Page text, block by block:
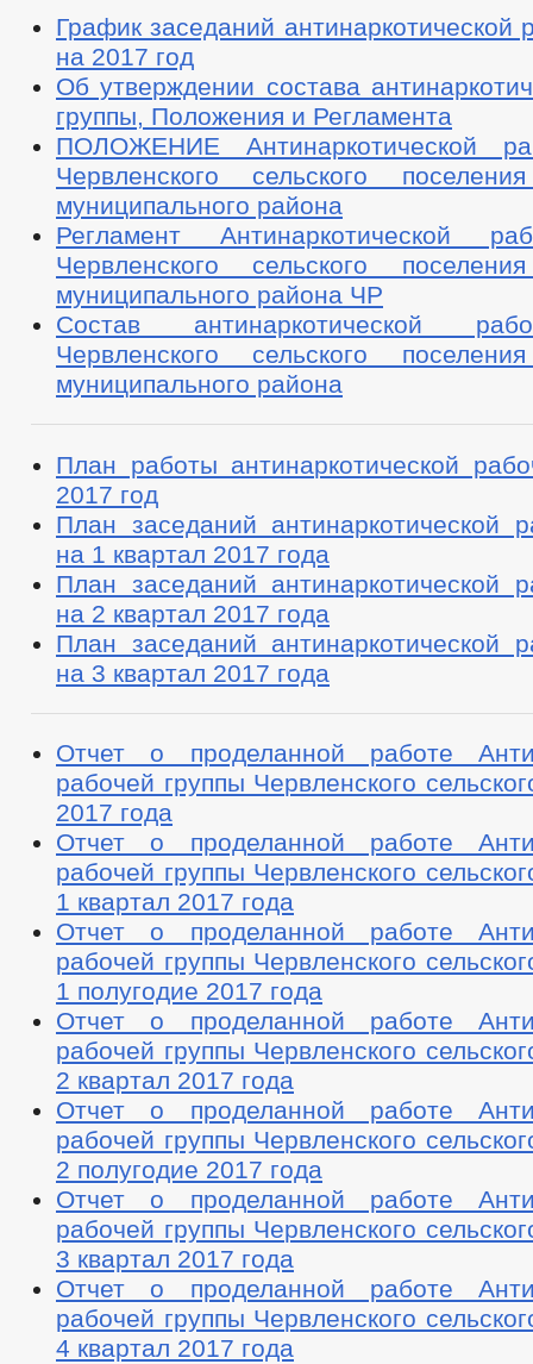
График заседаний антинаркотической
на 2017 год
Об утверждении состава
группы, Положения и Регламента
ПОЛОЖЕНИЕ Антинаркотической
Червленского сельского
муниципального района
Регламент Антинаркотической
Червленского сельского
муниципального района ЧР
Состав антинаркотической
Червленского сельского
муниципального района
План работы антинаркотической
2017 год
План заседаний антинаркотической
на 1 квартал 2017 года
План заседаний антинаркотической
на 2 квартал 2017 года
План заседаний антинаркотической
на 3 квартал 2017 года
Отчет о проделанной работе
рабочей группы Червленского
2017 года
Отчет о проделанной работе
рабочей группы Червленского
1 квартал 2017 года
Отчет о проделанной работе
рабочей группы Червленского
1 полугодие 2017 года
Отчет о проделанной работе
рабочей группы Червленского
2 квартал 2017 года
Отчет о проделанной работе
рабочей группы Червленского
2 полугодие 2017 года
Отчет о проделанной работе
рабочей группы Червленского
3 квартал 2017 года
Отчет о проделанной работе
рабочей группы Червленского
4 квартал 2017 года